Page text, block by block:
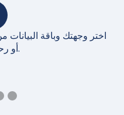
أو رحلة بحرية.